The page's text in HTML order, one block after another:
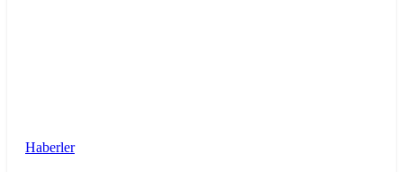
Haberler